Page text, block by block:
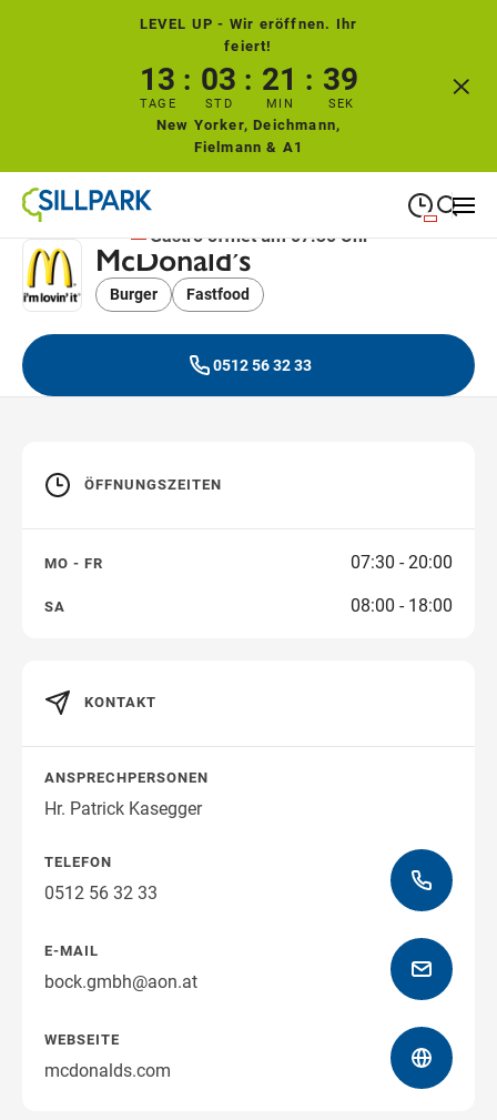
LEVEL UP - Wir eröffnen. Ihr
feiert!
13
TAGE
03
STD
21
MIN
39
SEK
New Yorker, Deichmann,
Fielmann & A1
Montag
MONTAG
Dienstag
Mittwoch
FREITAG
Samstag
09:00—18:00
Gastro öffnet um 07:30 Uhr
McDonald’s
Burger Fastfood
0512 56 32 33
ÖFFNUNGSZEITEN
MO - FR 07:30 - 20:00
SA 08:00 - 18:00
KONTAKT
ANSPRECHPERSONEN
Hr. Patrick Kasegger
TELEFON
0512 56 32 33
E-MAIL
bock.gmbh@aon.at
WEBSEITE
mcdonalds.com